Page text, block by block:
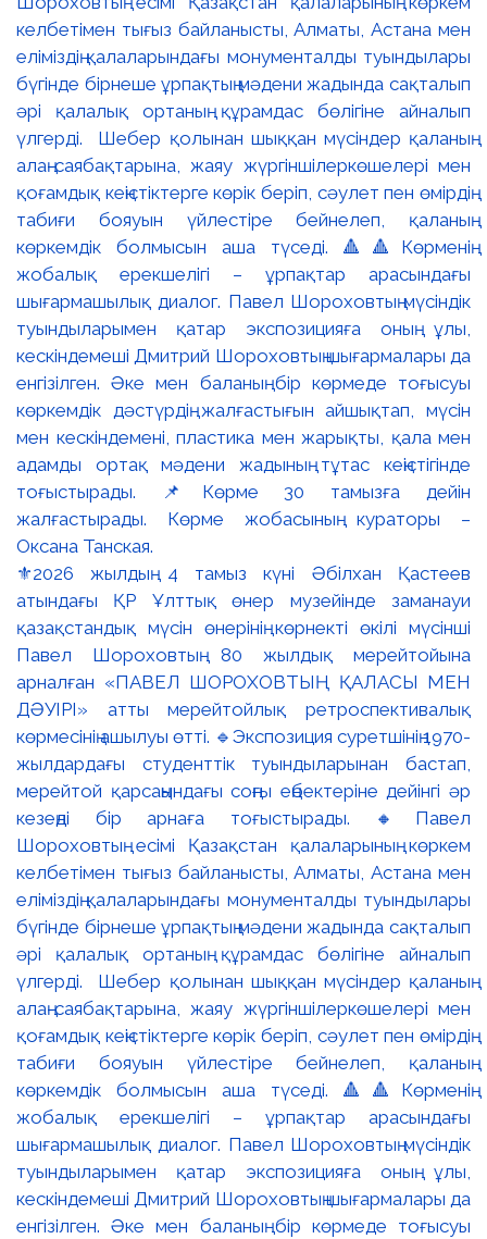
⚜️2026 жылдың 4 тамыз күні Әбілхан Қастеев
атындағы ҚР Ұлттық өнер музейінде заманауи
қазақстандық мүсін өнерінің көрнекті өкілі мүсінші
Павел Шороховтың 80 жылдық мерейтойына
арналған «ПАВЕЛ ШОРОХОВТЫҢ ҚАЛАСЫ МЕН
ДӘУІРІ» атты мерейтойлық ретроспективалық
көрмесінің ашылуы өтті. 🔹Экспозиция суретшінің 1970-
жылдардағы студенттік туындыларынан бастап,
мерейтой қарсаңындағы соңғы еңбектеріне дейінгі әр
кезеңді бір арнаға тоғыстырады. 🔸Павел
Шороховтың есімі Қазақстан қалаларының көркем
келбетімен тығыз байланысты, Алматы, Астана мен
еліміздің қалаларындағы монументалды туындылары
бүгінде бірнеше ұрпақтың мәдени жадында сақталып
әрі қалалық ортаның құрамдас бөлігіне айналып
үлгерді. Шебер қолынан шыққан мүсіндер қаланың
алаң-саябақтарына, жаяу жүргіншілеркөшелері мен
қоғамдық кеңістіктерге көрік беріп, сәулет пен өмірдің
табиғи бояуын үйлестіре бейнелеп, қаланың
көркемдік болмысын аша түседі. 🔺🔺Көрменің
жобалық ерекшелігі – ұрпақтар арасындағы
шығармашылық диалог. Павел Шороховтың мүсіндік
туындыларымен қатар экспозицияға оның ұлы,
кескіндемеші Дмитрий Шороховтың шығармалары да
енгізілген. Әке мен баланың бір көрмеде тоғысуы